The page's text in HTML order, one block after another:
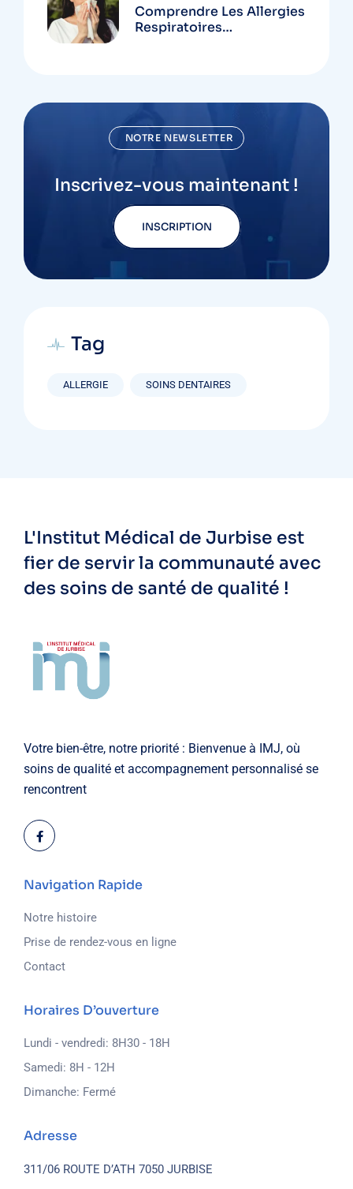
Comprendre Les Allergies
Respiratoires
NOTRE NEWSLETTER
Inscrivez-vous maintenant !
INSCRIPTION
Tag
ALLERGIE SOINS DENTAIRES
L'Institut Médical de Jurbise est
fier de servir la communauté avec
des soins de santé de qualité !
Votre bien-être, notre priorité : Bienvenue à IMJ, où
soins de qualité et accompagnement personnalisé se
rencontrent
Navigation Rapide
Notre histoire
Prise de rendez-vous en ligne
Contact
Horaires D’ouverture
Lundi - vendredi: 8H30 - 18H
Samedi: 8H - 12H
Dimanche: Fermé
Adresse
311/06 ROUTE D’ATH 7050 JURBISE